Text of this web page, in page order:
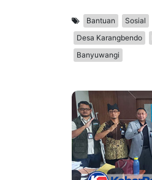
Bantuan Sosial
Desa Karangbendo
Banyuwangi